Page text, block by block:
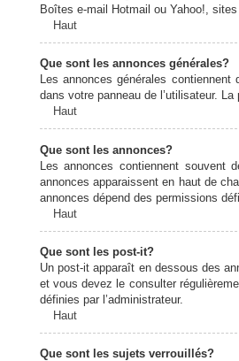
Boîtes e-mail Hotmail ou Yahoo!,
Haut
Que sont les annonces générales?
Les annonces générales
dans votre panneau de l’utilisateur.
Haut
Que sont les annonces?
Les annonces contiennent souvent
annonces apparaissent en haut de
annonces dépend des permissions
Haut
Que sont les post-it?
Un post-it apparaît en dessous des
et vous devez le consulter
définies par l’administrateur.
Haut
Que sont les sujets verrouillés?